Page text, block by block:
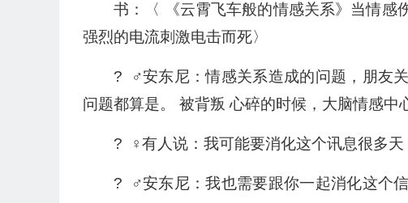
书：〈 《云霄飞车般的情感关系》当情感
强烈的电流刺激电击而死〉
? ‍ ♂️安东尼：情感关系造成的问题，朋友
问题都算是。 被背叛 心碎的时候，大脑情感中
? ‍ ♀️有人说：我可能要消化这个讯息很多
? ‍ ♂️安东尼：我也需要跟你一起消化这个